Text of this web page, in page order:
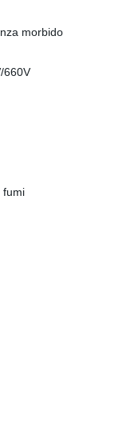
morbido
660V
fumi